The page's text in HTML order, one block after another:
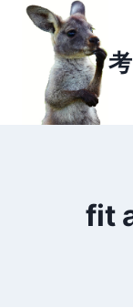
Skip
content
fit